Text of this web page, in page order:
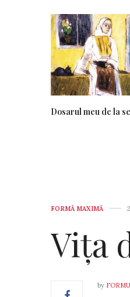
Dosarul meu de la
FORMĂ MAXIMĂ
Vița
by